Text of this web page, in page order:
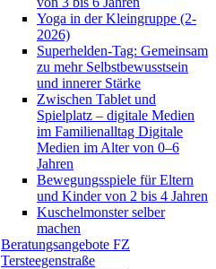
Yoga in der Kleingruppe (2-
2026)
Superhelden-Tag: Gemeinsam
zu mehr Selbstbewusstsein
und innerer Stärke
Zwischen Tablet und
Spielplatz – digitale Medien
im Familienalltag Digitale
Medien im Alter von 0–6
Jahren
Bewegungsspiele für Eltern
und Kinder von 2 bis 4 Jahren
Kuschelmonster selber
machen
Beratungsangebote FZ
Tersteegenstraße